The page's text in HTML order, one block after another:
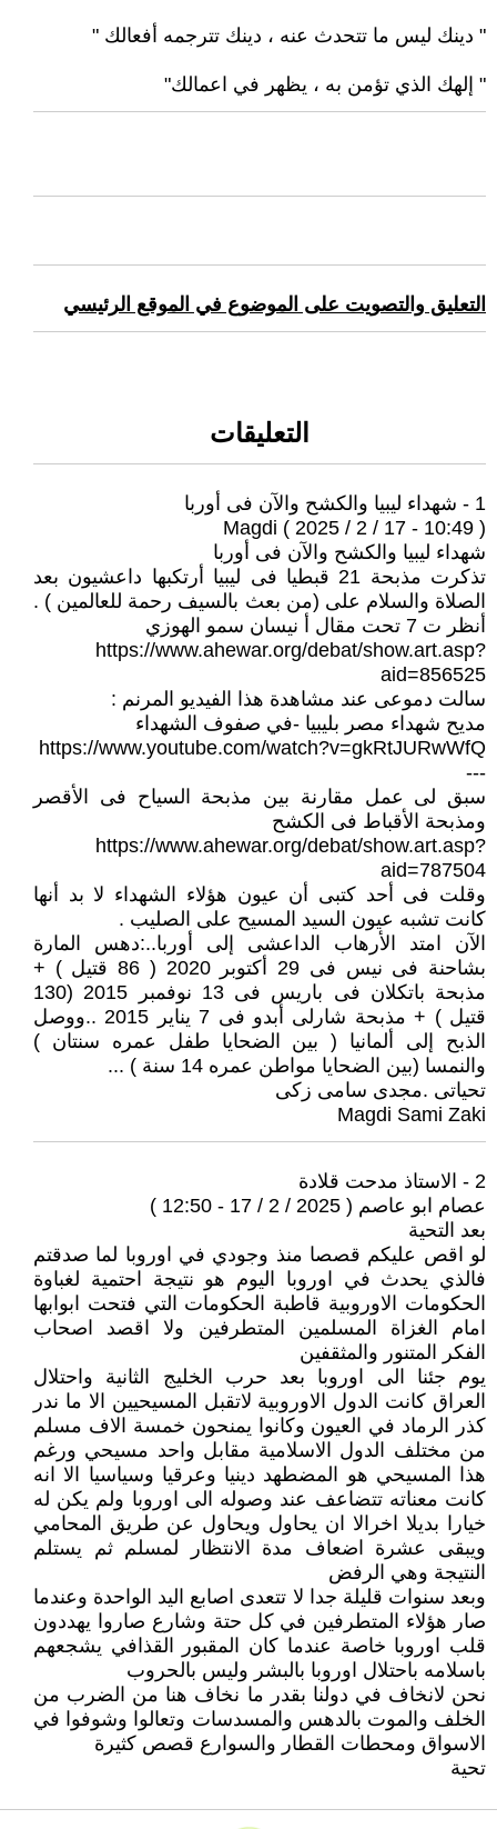
" دينك ليس ما تتحدث عنه ، دينك تترجمه أفعالك "
" إلهك الذي تؤمن به ، يظهر في اعمالك"
التعليق والتصويت على الموضوع في الموقع الرئيسي
التعليقات
1 - شهداء ليبيا والكشح والآن فى أوربا
Magdi ( 2025 / 2 / 17 - 10:49 )
شهداء ليبيا والكشح والآن فى أوربا
تذكرت مذبحة 21 قبطيا فى ليبيا أرتكبها داعشيون بعد
الصلاة والسلام على (من بعث بالسيف رحمة للعالمين ) .
أنظر ت 7 تحت مقال أ نيسان سمو الهوزي
https://www.ahewar.org/debat/show.art.asp?
aid=856525
سالت دموعى عند مشاهدة هذا الفيديو المرنم :
مديح شهداء مصر بليبيا -في صفوف الشهداء
https://www.youtube.com/watch?v=gkRtJURwWfQ
---
سبق لى عمل مقارنة بين مذبحة السياح فى الأقصر
ومذبحة الأقباط فى الكشح
https://www.ahewar.org/debat/show.art.asp?
aid=787504
وقلت فى أحد كتبى أن عيون هؤلاء الشهداء لا بد أنها
كانت تشبه عيون السيد المسيح على الصليب .
الآن امتد الأرهاب الداعشى إلى أوربا..:دهس المارة
بشاحنة فى نيس فى 29 أكتوبر 2020 ( 86 قتيل ) +
مذبحة باتكلان فى باريس فى 13 نوفمبر 2015 (130
قتيل ) + مذبحة شارلى أبدو فى 7 يناير 2015 ..ووصل
الذبح إلى ألمانيا ( بين الضحايا طفل عمره سنتان )
والنمسا (بين الضحايا مواطن عمره 14 سنة ) ...
تحياتى .مجدى سامى زكى
Magdi Sami Zaki
2 - الاستاذ مدحت قلادة
عصام ابو عاصم ( 2025 / 2 / 17 - 12:50 )
بعد التحية
لو اقص عليكم قصصا منذ وجودي في اوروبا لما صدقتم
فالذي يحدث في اوروبا اليوم هو نتيجة احتمية لغباوة
الحكومات الاوروبية قاطبة الحكومات التي فتحت ابوابها
امام الغزاة المسلمين المتطرفين ولا اقصد اصحاب
الفكر المتنور والمثقفين
يوم جئنا الى اوروبا بعد حرب الخليج الثانية واحتلال
العراق كانت الدول الاوروبية لاتقبل المسيحيين الا ما ندر
كذر الرماد في العيون وكانوا يمنحون خمسة الاف مسلم
من مختلف الدول الاسلامية مقابل واحد مسيحي ورغم
هذا المسيحي هو المضطهد دينيا وعرقيا وسياسيا الا انه
كانت معناته تتضاعف عند وصوله الى اوروبا ولم يكن له
خيارا بديلا اخرالا ان يحاول ويحاول عن طريق المحامي
ويبقى عشرة اضعاف مدة الانتظار لمسلم ثم يستلم
النتيجة وهي الرفض
وبعد سنوات قليلة جدا لا تتعدى اصابع اليد الواحدة وعندما
صار هؤلاء المتطرفين في كل حتة وشارع صاروا يهددون
قلب اوروبا خاصة عندما كان المقبور القذافي يشجعهم
باسلامه باحتلال اوروبا بالبشر وليس بالحروب
نحن لانخاف في دولنا بقدر ما نخاف هنا من الضرب من
الخلف والموت بالدهس والمسدسات وتعالوا وشوفوا في
الاسواق ومحطات القطار والسوارع قصص كثيرة
تحية